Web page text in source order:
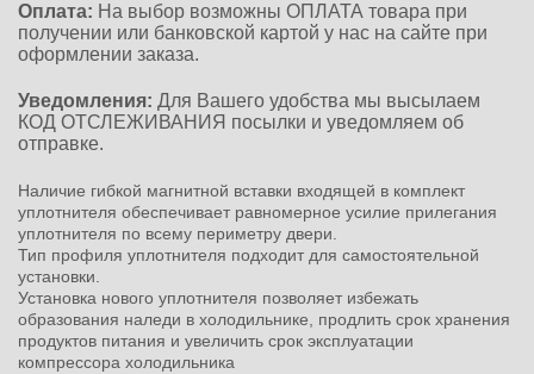
Оплата: На выбор возможны ОПЛАТА товара при
получении или банковской картой у нас на сайте при
оформлении заказа.
Уведомления: Для Вашего удобства мы высылаем
КОД ОТСЛЕЖИВАНИЯ посылки и уведомляем об
отправке.
Наличие гибкой магнитной вставки входящей в комплект
уплотнителя обеспечивает равномерное усилие прилегания
уплотнителя по всему периметру двери.
Тип профиля уплотнителя подходит для самостоятельной
установки.
Установка нового уплотнителя позволяет избежать
образования наледи в холодильнике, продлить срок хранения
продуктов питания и увеличить срок эксплуатации
компрессора холодильника